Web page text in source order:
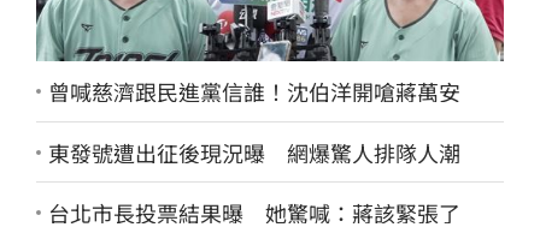
曾喊慈濟跟民進黨信誰！沈伯洋開嗆蔣萬安
東發號遭出征後現況曝 網爆驚人排隊人潮
台北市長投票結果曝 她驚喊：蔣該緊張了